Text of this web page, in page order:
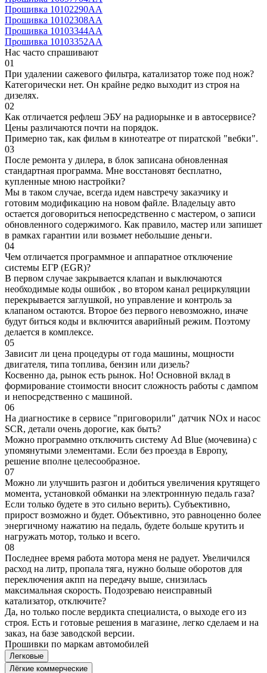
Прошивка 10102290AA
Прошивка 10102308AA
Прошивка 10103344AA
Прошивка 10103352AA
Нас часто спрашивают
01
При удалении сажевого фильтра, катализатор тоже под нож?
Категорически нет. Он крайне редко выходит из строя на
дизелях.
02
Как отличается рефлеш ЭБУ на радиорынке и в автосервисе?
Цены различаются почти на порядок.
Примерно так, как фильм в кинотеатре от пиратской "вебки".
03
После ремонта у дилера, в блок записана обновленная
стандартная программа. Мне восстановят бесплатно,
купленные мною настройки?
Мы в таком случае, всегда идем навстречу заказчику и
готовим модификацию на новом файле. Владельцу авто
остается договориться непосредственно с мастером, о записи
обновленного содержимого. Как правило, мастер или запишет
в рамках гарантии или возьмет небольшие деньги.
04
Чем отличается программное и аппаратное отключение
системы ЕГР (EGR)?
В первом случае закрывается клапан и выключаются
необходимые коды ошибок , во втором канал рециркуляции
перекрывается заглушкой, но управление и контроль за
клапаном остаются. Второе без первого невозможно, иначе
будут биться коды и включится аварийный режим. Поэтому
делается в комплексе.
05
Зависит ли цена процедуры от года машины, мощности
двигателя, типа топлива, бензин или дизель?
Косвенно да, рынок есть рынок. Но! Основной вклад в
формирование стоимости вносит сложность работы с дампом
и непосредственно с машиной.
06
На диагностике в сервисе "приговорили" датчик NOx и насос
SCR, детали очень дорогие, как быть?
Можно программно отключить систему Ad Blue (мочевина) с
упомянутыми элементами. Если без проезда в Европу,
решение вполне целесообразное.
07
Можно ли улучшить разгон и добиться увеличения крутящего
момента, установкой обманки на электроннную педаль газа?
Если только будете в это сильно верить). Субъективно,
прирост возможно и будет. Объективно, это равноценно более
энергичному нажатию на педаль, будете больше крутить и
нагружать мотор, только и всего.
08
Последнее время работа мотора меня не радует. Увеличился
расход на литр, пропала тяга, нужно больше оборотов для
переключения акпп на передачу выше, снизилась
максимальная скорость. Подозреваю неисправный
катализатор, отключите?
Да, но только после вердикта специалиста, о выходе его из
строя. Есть и готовые решения в магазине, легко сделаем и на
заказ, на базе заводской версии.
Прошивки по маркам автомобилей
Легковые
Лёгкие коммерческие